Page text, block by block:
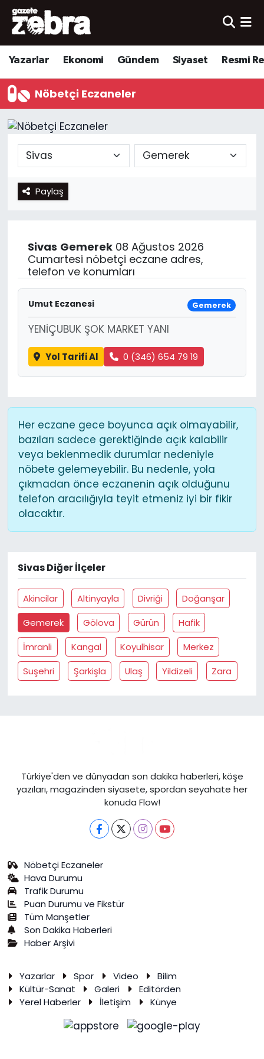
Yazarlar Ekonomi Gündem Siyaset Resmi
Nöbetçi Eczaneler
Paylaş
Sivas Gemerek08 Ağustos 2026
Cumartesi nöbetçi eczane adres,
telefon ve konumları
Umut Eczanesi Gemerek
YENİÇUBUK ŞOK MARKET YANI
Yol Tarifi Al 0 (346) 654 79 19
Her eczane gece boyunca açık olmayabilir,
bazıları sadece gerektiğinde açık kalabilir
veya beklenmedik durumlar nedeniyle
nöbete gelemeyebilir. Bu nedenle, yola
çıkmadan önce eczanenin açık olduğunu
telefon aracılığıyla teyit etmeniz iyi bir fikir
olacaktır.
Sivas Diğer İlçeler
Akincilar Altinyayla Divriği
Doğanşar
Gemerek
Gölova Gürün
Hafik
İmranli
Kangal Koyulhisar
Merkez
Suşehri
Şarkişla Ulaş Yildizeli Zara
Türkiye'den ve dünyadan son dakika haberleri, köşe
yazıları, magazinden siyasete, spordan seyahate her
konuda Flow!
Nöbetçi Eczaneler
Hava Durumu
Trafik Durumu
Puan Durumu ve Fikstür
Tüm Manşetler
Son Dakika Haberleri
Haber Arşivi
Yazarlar Spor Video
Bilim
Kültür-Sanat
Galeri
Editörden
Yerel Haberler
İletişim Künye
Yazarlar
Ekonomi
Kültür-Sanat
Yerel
Spor
Nöbetçi Eczaneler
Hava Durumu
Trafik Durumu
Süper Lig Puan Durumu ve Fikstür
Tüm Manşetler
Son Dakika Haberleri